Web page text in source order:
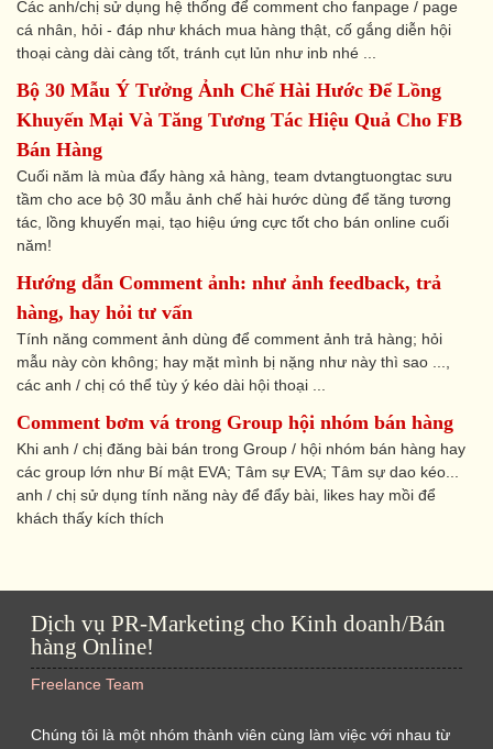
Các anh/chị sử dụng hệ thống để comment cho fanpage / page
cá nhân, hỏi - đáp như khách mua hàng thật, cố gắng diễn hội
thoại càng dài càng tốt, tránh cụt lủn như inb nhé ...
Bộ 30 Mẫu Ý Tưởng Ảnh Chế Hài Hước Để Lồng
Khuyến Mại Và Tăng Tương Tác Hiệu Quả Cho FB
Bán Hàng
Cuối năm là mùa đẩy hàng xả hàng, team dvtangtuongtac sưu
tầm cho ace bộ 30 mẫu ảnh chế hài hước dùng để tăng tương
tác, lồng khuyến mại, tạo hiệu ứng cực tốt cho bán online cuối
năm!
Hướng dẫn Comment ảnh: như ảnh feedback, trả
hàng, hay hỏi tư vấn
Tính năng comment ảnh dùng để comment ảnh trả hàng; hỏi
mẫu này còn không; hay mặt mình bị nặng như này thì sao ...,
các anh / chị có thể tùy ý kéo dài hội thoại ...
Comment bơm vá trong Group hội nhóm bán hàng
Khi anh / chị đăng bài bán trong Group / hội nhóm bán hàng hay
các group lớn như Bí mật EVA; Tâm sự EVA; Tâm sự dao kéo...
anh / chị sử dụng tính năng này để đẩy bài, likes hay mồi để
khách thấy kích thích
Dịch vụ PR-Marketing cho Kinh doanh/Bán
hàng Online!
Freelance Team
Chúng tôi là một nhóm thành viên cùng làm việc với nhau từ